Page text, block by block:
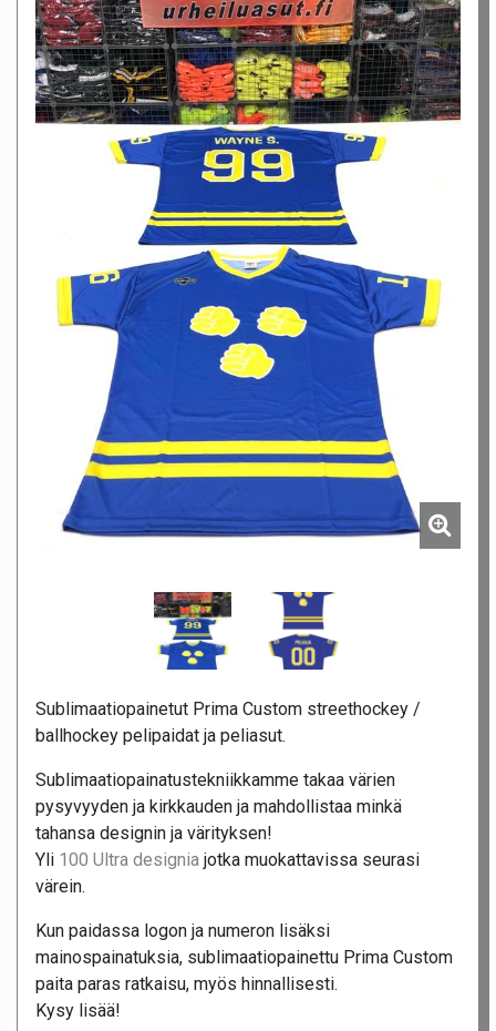
Sublimaatiopainetut Prima Custom streethockey /
ballhockey pelipaidat ja peliasut.
Sublimaatiopainatustekniikkamme takaa värien
pysyvyyden ja kirkkauden ja mahdollistaa minkä
tahansa designin ja värityksen!
Yli 100 Ultra designia jotka muokattavissa seurasi
värein.
Kun paidassa logon ja numeron lisäksi
mainospainatuksia, sublimaatiopainettu Prima Custom
paita paras ratkaisu, myös hinnallisesti.
Kysy lisää!